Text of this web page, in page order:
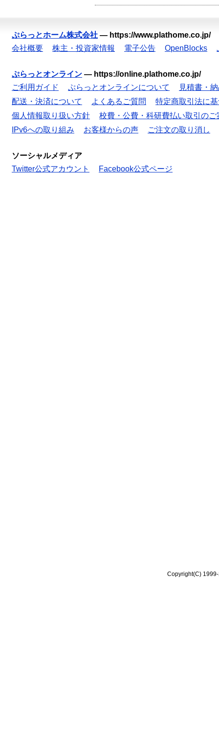
ぷらっとホーム株式会社 — https://www.plathome.co.jp/
会社概要
株主・投資家情報 電子公告 OpenBlocks
ぷらっとオンライン — https://online.plathome.co.jp/
ご利用ガイド
ぷらっとオンラインについて
見積書・
配送・決済について
よくあるご質問
特定商取引法に
個人情報取り扱い方針
校費・公費・科研費払い取引のご
IPv6への取り組み
お客様からの声 ご注文の取り消し
ソーシャルメディア
Twitter公式アカウント
Facebook公式ページ
Copyright(C)